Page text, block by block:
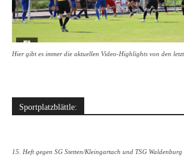
Hier gibt es immer die aktuellen Video-Highlights von den
Sportplatzblättle:
15. Heft gegen SG Stetten/Kleingartach und TSG